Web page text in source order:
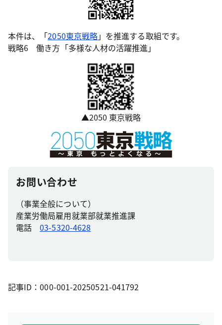
本件は、「2050東京戦略」を推進する取組です。
戦略6 働き方「多様な人材の活躍推進」
▲2050 東京戦略
お問い合わせ
（事業全般について）
産業労働局雇用就業部就業推進課
電話03-5320-4628
記事ID：000-001-20250521-041792